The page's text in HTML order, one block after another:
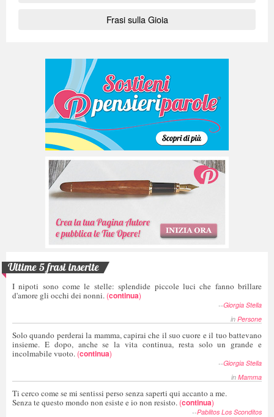
Frasi sulla Gioia
Ultime 5 frasi inserite
I nipoti sono come le stelle: splendide piccole luci che fanno brillare
d'amore gli occhi dei nonni. (continua)
--Giorgia Stella
in Persone
Solo quando perderai la mamma, capirai che il suo cuore e il tuo battevano
insieme. E dopo, anche se la vita continua, resta solo un grande e
incolmabile vuoto. (continua)
--Giorgia Stella
in Mamma
Ti cerco come se mi sentissi perso senza saperti qui accanto a me.
Senza te questo mondo non esiste e io non resisto. (continua)
--Pablitos Los Sconditos